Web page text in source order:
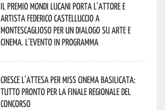
Il Premio Mondi Lucani porta l’attore e
artista Federico Castelluccio a
Montescaglioso per un dialogo su arte e
cinema. L’evento in programma
Cresce l’attesa per Miss Cinema Basilicata:
tutto pronto per la finale regionale del
concorso